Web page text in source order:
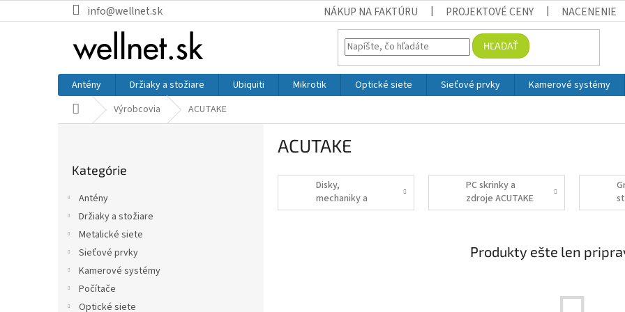
info@wellnet.sk NÁKUP NA FAKTÚRU PROJEKTOVÉ CENY NACENENIE
HĽADAŤ
Antény Držiaky a stožiare Ubiquiti Mikrotik Optické siete Sieťové prvky Kamerové systémy
DomovVýrobcovia ACUTAKE
Kategórie
Antény
Držiaky a stožiare
Metalické siete
Sieťové prvky
Kamerové systémy
Počítače
Optické siete
ACUTAKE
Disky,
mechaniky a
radiče ACUTAKE
PC skrinky a
zdroje ACUTAKE
Produkty ešte len